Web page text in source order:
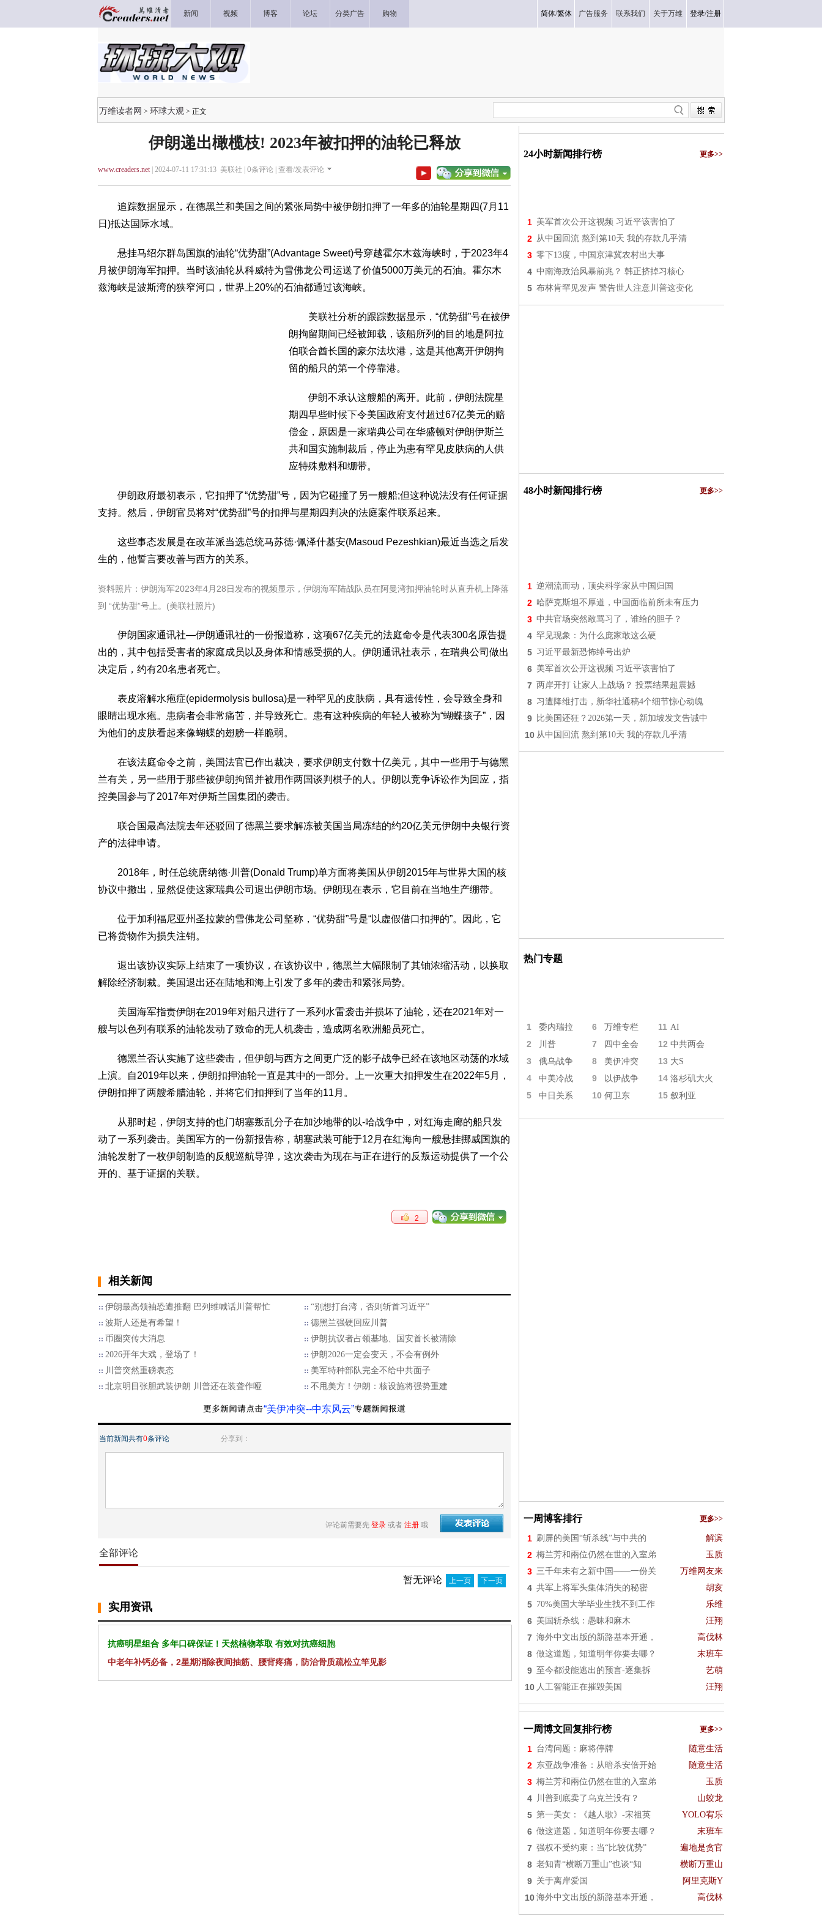
新闻 视频 博客 论坛 分类广告 购物 简体/繁体 广告服务 联系我们 关于万维 登录/注册
万维读者网 > 环球大观 > 正文
伊朗递出橄榄枝! 2023年被扣押的油轮已释放
www.creaders.net| 2024-07-11 17:31:13 美联社 | 0条评论 | 查看/发表评论
追踪数据显示，在德黑兰和美国之间的紧张局势中被伊朗扣押了一年多的油轮星期四(7月11
日)抵达国际水域。
悬挂马绍尔群岛国旗的油轮“优势甜”(Advantage Sweet)号穿越霍尔木兹海峡时，于2023年4
月被伊朗海军扣押。当时该油轮从科威特为雪佛龙公司运送了价值5000万美元的石油。霍尔木
兹海峡是波斯湾的狭窄河口，世界上20%的石油都通过该海峡。
美联社分析的跟踪数据显示，“优势甜”号在被伊
朗拘留期间已经被卸载，该船所列的目的地是阿拉
伯联合酋长国的豪尔法坎港，这是其他离开伊朗拘
留的船只的第一个停靠港。
伊朗不承认这艘船的离开。此前，伊朗法院星
期四早些时候下令美国政府支付超过67亿美元的赔
偿金，原因是一家瑞典公司在华盛顿对伊朗伊斯兰
共和国实施制裁后，停止为患有罕见皮肤病的人供
应特殊敷料和绷带。
伊朗政府最初表示，它扣押了“优势甜”号，因为它碰撞了另一艘船;但这种说法没有任何证据
支持。然后，伊朗官员将对“优势甜”号的扣押与星期四判决的法庭案件联系起来。
这些事态发展是在改革派当选总统马苏德·佩泽什基安(Masoud Pezeshkian)最近当选之后发
生的，他誓言要改善与西方的关系。
资料照片：伊朗海军2023年4月28日发布的视频显示，伊朗海军陆战队员在阿曼湾扣押油轮时从直升机上降落
到 “优势甜”号上。(美联社照片)
伊朗国家通讯社—伊朗通讯社的一份报道称，这项67亿美元的法庭命令是代表300名原告提
出的，其中包括受害者的家庭成员以及身体和情感受损的人。伊朗通讯社表示，在瑞典公司做出
决定后，约有20名患者死亡。
表皮溶解水疱症(epidermolysis bullosa)是一种罕见的皮肤病，具有遗传性，会导致全身和
眼睛出现水疱。患病者会非常痛苦，并导致死亡。患有这种疾病的年轻人被称为“蝴蝶孩子”，因
为他们的皮肤看起来像蝴蝶的翅膀一样脆弱。
在该法庭命令之前，美国法官已作出裁决，要求伊朗支付数十亿美元，其中一些用于与德黑
兰有关，另一些用于那些被伊朗拘留并被用作两国谈判棋子的人。伊朗以竞争诉讼作为回应，指
控美国参与了2017年对伊斯兰国集团的袭击。
联合国最高法院去年还驳回了德黑兰要求解冻被美国当局冻结的约20亿美元伊朗中央银行资
产的法律申请。
2018年，时任总统唐纳德·川普(Donald Trump)单方面将美国从伊朗2015年与世界大国的核
协议中撤出，显然促使这家瑞典公司退出伊朗市场。伊朗现在表示，它目前在当地生产绷带。
位于加利福尼亚州圣拉蒙的雪佛龙公司坚称，“优势甜”号是“以虚假借口扣押的”。因此，它
已将货物作为损失注销。
退出该协议实际上结束了一项协议，在该协议中，德黑兰大幅限制了其铀浓缩活动，以换取
解除经济制裁。美国退出还在陆地和海上引发了多年的袭击和紧张局势。
美国海军指责伊朗在2019年对船只进行了一系列水雷袭击并损坏了油轮，还在2021年对一
艘与以色列有联系的油轮发动了致命的无人机袭击，造成两名欧洲船员死亡。
德黑兰否认实施了这些袭击，但伊朗与西方之间更广泛的影子战争已经在该地区动荡的水域
上演。自2019年以来，伊朗扣押油轮一直是其中的一部分。上一次重大扣押发生在2022年5月，
伊朗扣押了两艘希腊油轮，并将它们扣押到了当年的11月。
从那时起，伊朗支持的也门胡塞叛乱分子在加沙地带的以-哈战争中，对红海走廊的船只发
动了一系列袭击。美国军方的一份新报告称，胡塞武装可能于12月在红海向一艘悬挂挪威国旗的
油轮发射了一枚伊朗制造的反舰巡航导弹，这次袭击为现在与正在进行的反叛运动提供了一个公
开的、基于证据的关联。
2
相关新闻
伊朗最高领袖恐遭推翻 巴列维喊话川普帮忙
“别想打台湾，否则斩首习近平”
波斯人还是有希望！
德黑兰强硬回应川普
币圈突传大消息
伊朗抗议者占领基地、国安首长被清除
2026开年大戏，登场了！
伊朗2026一定会变天，不会有例外
川普突然重磅表态
美军特种部队完全不给中共面子
北京明目张胆武装伊朗 川普还在装聋作哑
不甩美方！伊朗：核设施将强势重建
“美伊冲突--中东风云”
当前新闻共有0条评论 分享到：
评论前需要先 登录 或者 注册 哦
全部评论
暂无评论 上一页 下一页
实用资讯
抗癌明星组合 多年口碑保证！天然植物萃取 有效对抗癌细胞
中老年补钙必备，2星期消除夜间抽筋、腰背疼痛，防治骨质疏松立竿见影
24小时新闻排行榜 更多>>
1 美军首次公开这视频 习近平该害怕了
2 从中国回流 熬到第10天 我的存款几乎清
3 零下13度，中国京津冀农村出大事
4 中南海政治风暴前兆？ 韩正挤掉习核心
5 布林肯罕见发声 警告世人注意川普这变化
48小时新闻排行榜 更多>>
1 逆潮流而动，顶尖科学家从中国归国
2 哈萨克斯坦不厚道，中国面临前所未有压力
3 中共官场突然敢骂习了，谁给的胆子？
4 罕见现象：为什么庞家敢这么硬
5 习近平最新恐怖绰号出炉
6 美军首次公开这视频 习近平该害怕了
7 两岸开打 让家人上战场？ 投票结果超震撼
8 习遭降维打击，新华社通稿4个细节惊心动魄
9 比美国还狂？2026第一天，新加坡发文告诫中
10 从中国回流 熬到第10天 我的存款几乎清
热门专题
1 委内瑞拉 6 万维专栏 11 AI
2 川普 7 四中全会 12 中共两会
3 俄乌战争 8 美伊冲突 13 大S
4 中美冷战 9 以伊战争 14 洛杉矶大火
5 中日关系 10 何卫东 15 叙利亚
一周博客排行 更多>>
1 刷屏的美国“斩杀线”与中共的 解滨
2 梅兰芳和兩位仍然在世的入室弟 玉质
3 三千年未有之新中国——一份关 万维网友来
4 共军上将军头集体消失的秘密 胡亥
5 70%美国大学毕业生找不到工作 乐维
6 美国斩杀线：愚昧和麻木 汪翔
7 海外中文出版的新路基本开通， 高伐林
8 做这道题，知道明年你要去哪？ 末班车
9 至今都没能逃出的预言-逐集拆 艺萌
10 人工智能正在摧毁美国 汪翔
一周博文回复排行榜 更多>>
1 台湾问题：麻将停牌 随意生活
2 东亚战争准备：从暗杀安倍开始 随意生活
3 梅兰芳和兩位仍然在世的入室弟 玉质
4 川普到底卖了乌克兰没有？ 山蛟龙
5 第一美女：《越人歌》-宋祖英 YOLO宥乐
6 做这道题，知道明年你要去哪？ 末班车
7 强权不受约束：当“比较优势” 遍地是贪官
8 老知青“横断万重山”也谈“知 横断万重山
9 关于离岸爱国 阿里克斯Y
10 海外中文出版的新路基本开通， 高伐林